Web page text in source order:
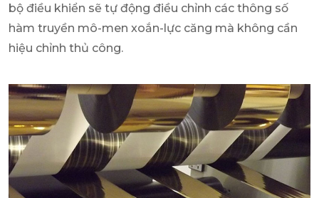
bộ điều khiển sẽ tự động điều chỉnh các thông số
hàm truyền mô-men xoắn-lực căng mà không cần
hiệu chỉnh thủ công.